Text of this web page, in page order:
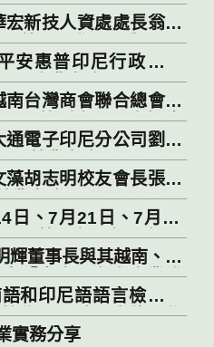
新技人資處處長翁珮
外派工作面面觀」。
of Expatriate
presented by
of Chief Human
from Wah Hong
安惠普印尼行政專員
尼企業實務」。
台灣商會聯合總會河
明敦副會長及盧智生
出台灣到越南-給年輕
電子印尼分公司劉謙
尼就業實務」。
胡志明校友會長張勤
業實務」。
日、7月21日、7月28
司管理部陳旭耀經理
」。
輝董事長與其越南、印
「東南亞台商企業發
和印尼語語言檢定衝
學，吸引50多位同學
實務分享